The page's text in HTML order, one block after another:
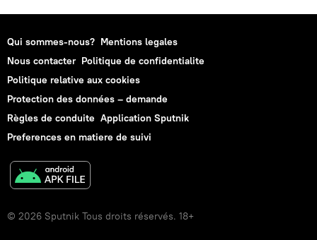
Qui sommes-nous? Mentions legales
Nous contacter Politique de confidentialite
Politique relative aux cookies
Protection des données – demande
Règles de conduite Application Sputnik
Preferences en matiere de suivi
© 2026 Sputnik Tous droits réservés. 18+